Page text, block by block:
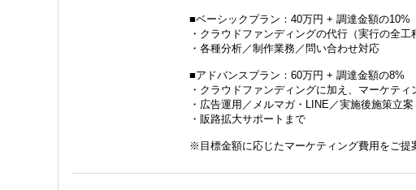
■ベーシックプラン：40万円 + 調達金額の10%
・クラウドファンディングの代行（実行の全工
・各種分析／制作業務／問い合わせ対応
■アドバンスプラン：60万円 + 調達金額の8%
・クラウドファンディングに加え、マーケティ
・広告運用／メルマガ・LINE／実施後施策立案
・販路拡大サポートまで
※目標金額に応じたマーケティング費用をご提